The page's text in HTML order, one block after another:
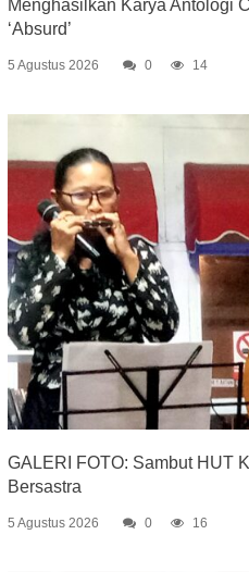
Menghasilkan Karya Antologi
‘Absurd’
5 Agustus 2026 0 14
GALERI FOTO: Sambut HUT
Bersastra
5 Agustus 2026 0 16